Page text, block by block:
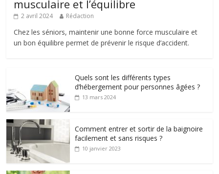
musculaire et l’équilibre
2 avril 2024 Rédaction
Chez les séniors, maintenir une bonne force musculaire et
un bon équilibre permet de prévenir le risque d’accident.
Quels sont les différents types
d’hébergement pour personnes âgées ?
13 mars 2024
Comment entrer et sortir de la baignoire
facilement et sans risques ?
10 janvier 2023